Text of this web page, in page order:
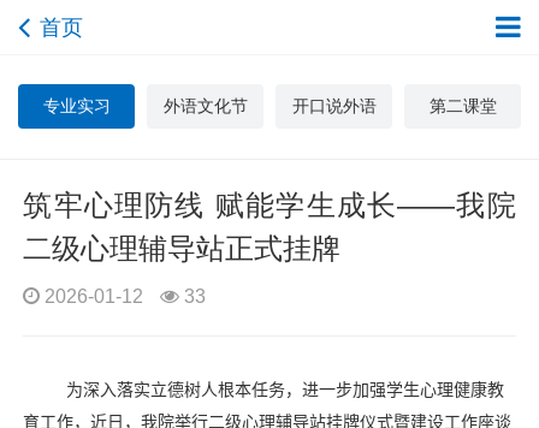
首页
专业实习 外语文化节 开口说外语 第二课堂
筑牢心理防线 赋能学生成长——我院
二级心理辅导站正式挂牌
2026-01-12 33
为深入落实立德树人根本任务，进一步加强学生心理健康教
育工作，近日，我院举行二级心理辅导站挂牌仪式暨建设工作座谈